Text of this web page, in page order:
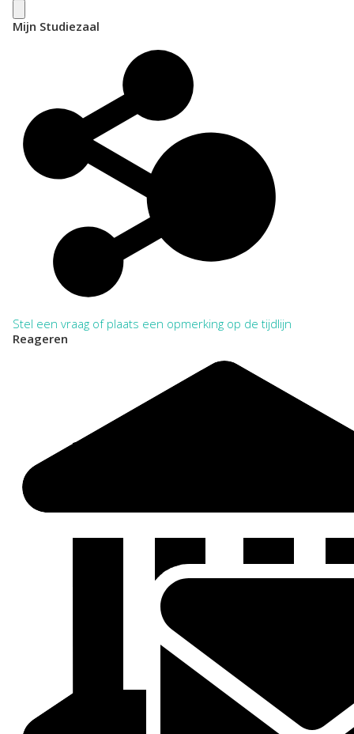
Mijn Studiezaal
Stel een vraag of plaats een opmerking op de tijdlijn
Reageren